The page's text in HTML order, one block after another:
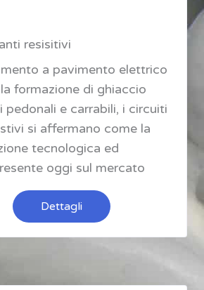
resisitivi
a pavimento elettrico
formazione di ghiaccio
pedonali e carrabili, i circuiti
si affermano come la
tecnologica ed
oggi sul mercato
Dettagli